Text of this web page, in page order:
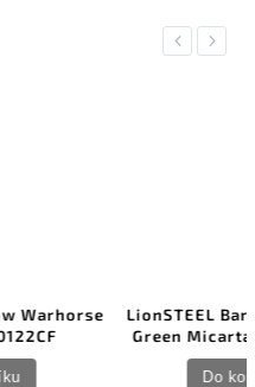
Previous
LionSTEEL Barlow Shuffler
Green Micarta CK0112CVG
Next